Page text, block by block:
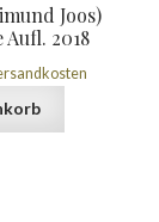
Joos)
2018